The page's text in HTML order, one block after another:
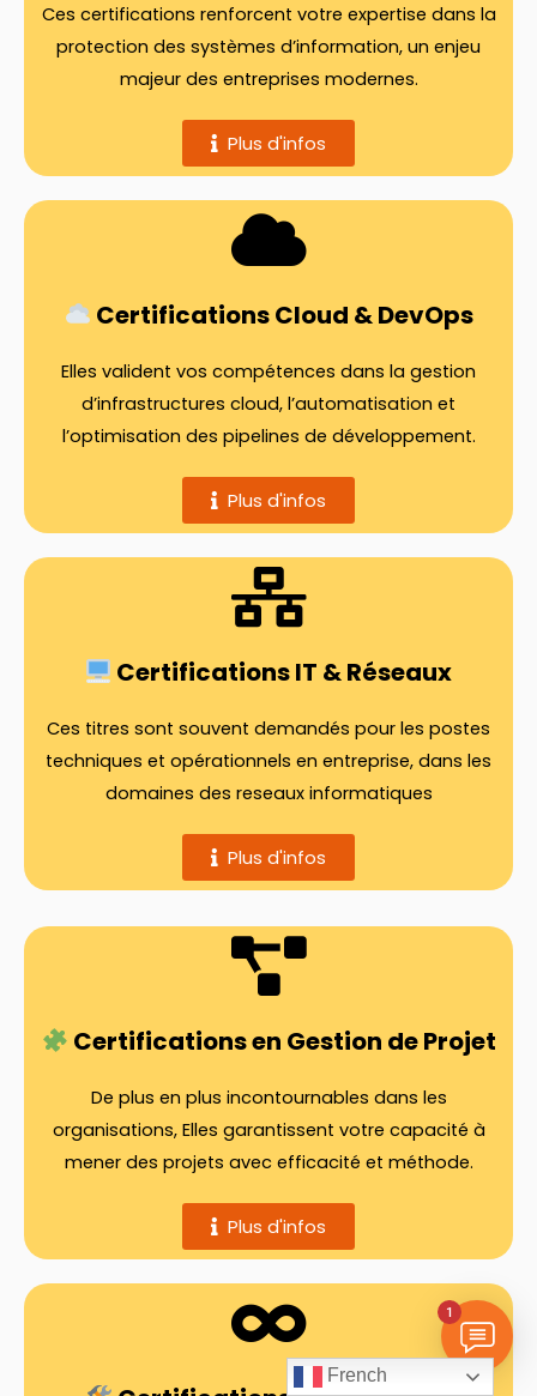
Ces certifications renforcent votre expertise dans la
protection des systèmes d’information, un enjeu
majeur des entreprises modernes.
Plus d'infos
Certifications Cloud & DevOps
Elles valident vos compétences dans la gestion
d’infrastructures cloud, l’automatisation et
l’optimisation des pipelines de développement.
Plus d'infos
Certifications IT & Réseaux
Ces titres sont souvent demandés pour les postes
techniques et opérationnels en entreprise, dans les
domaines des reseaux informatiques
Plus d'infos
Certifications en Gestion de Projet
De plus en plus incontournables dans les
organisations, Elles garantissent votre capacité à
mener des projets avec efficacité et méthode.
Plus d'infos
French
1